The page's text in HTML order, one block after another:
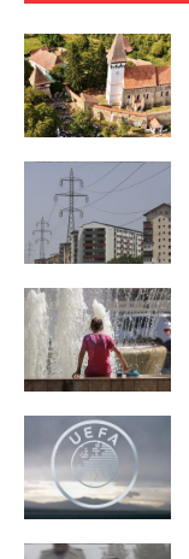
Contact